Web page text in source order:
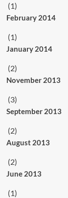
(1)
February 2014
(1)
January 2014
(2)
November 2013
(3)
September 2013
(2)
August 2013
(2)
June 2013
(1)